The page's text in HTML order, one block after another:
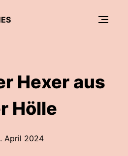
Hexer aus
Hölle
April 2024